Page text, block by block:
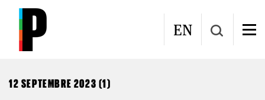
Aller au contenu principal
EN
CALENDRIER
12 SEPTEMBRE 2023 (1)